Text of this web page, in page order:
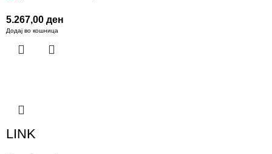
5.267,00 ден
Додај во кошница
LINK